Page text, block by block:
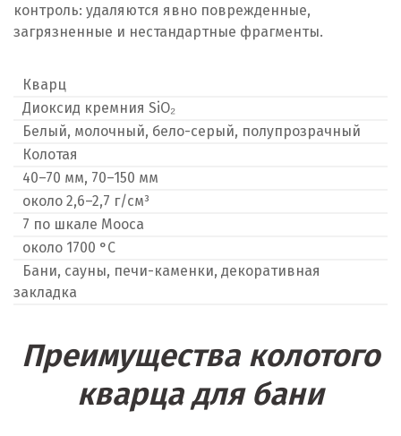
контроль: удаляются явно поврежденные,
загрязненные и нестандартные фрагменты.
Кварц
Диоксид кремния SiO₂
Белый, молочный, бело-серый, полупрозрачный
Колотая
40–70 мм, 70–150 мм
около 2,6–2,7 г/см³
7 по шкале Мооса
около 1700 °C
Бани, сауны, печи-каменки, декоративная
закладка
Преимущества колотого
кварца для бани